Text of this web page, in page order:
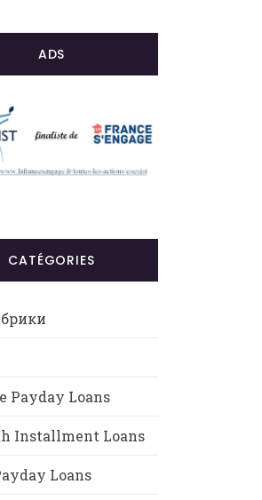
ADS
CATÉGORIES
Payday Loans
Installment Loans
Loans